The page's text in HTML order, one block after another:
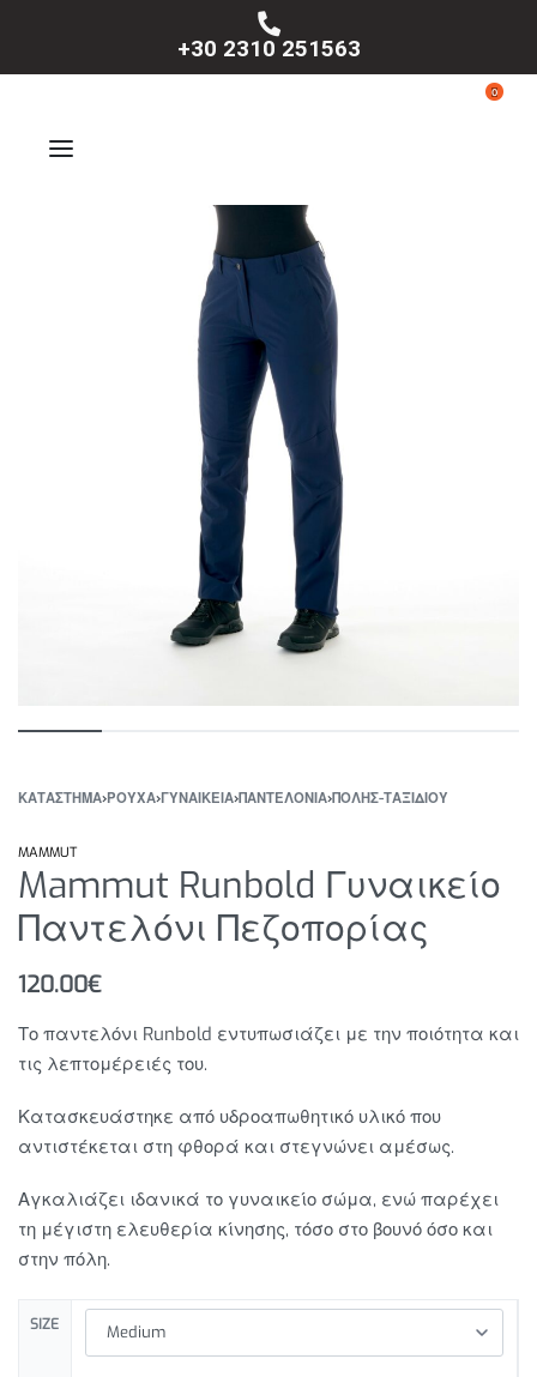
+30 2310 251563
0
ΚΑΤΆΣΤΗΜΑ›ΡΟΥΧΑ›ΓΥΝΑΙΚΕΙΑ›ΠΑΝΤΕΛΟΝΙΑ›ΠΟΛΗΣ-ΤΑΞΙΔΙΟΥ
MAMMUT
Mammut Runbold Γυναικείο
Παντελόνι Πεζοπορίας
120.00€
Το παντελόνι Runbold εντυπωσιάζει με την ποιότητα και
τις λεπτομέρειές του.
Κατασκευάστηκε από υδροαπωθητικό υλικό που
αντιστέκεται στη φθορά και στεγνώνει αμέσως.
Αγκαλιάζει ιδανικά το γυναικείο σώμα, ενώ παρέχει
τη μέγιστη ελευθερία κίνησης, τόσο στο βουνό όσο και
στην πόλη.
SIZE